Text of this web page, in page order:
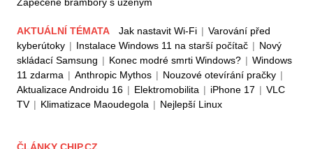
AKTUÁLNÍ TÉMATA Jak nastavit Wi-Fi | Varování před
kyberútoky | Instalace Windows 11 na starší počítač | Nový
skládací Samsung | Konec modré smrti Windows? | Windows
11 zdarma | Anthropic Mythos | Nouzové otevírání pračky |
Aktualizace Androidu 16 | Elektromobilita | iPhone 17 | VLC
TV | Klimatizace Maoudegola | Nejlepší Linux